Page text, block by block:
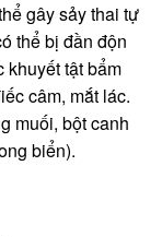
gây sảy thai tự
thể bị đần độn
khuyết tật bẩm
câm, mắt lác.
muối, bột canh
biển).